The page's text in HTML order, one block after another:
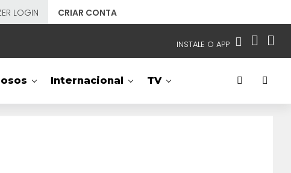
LOGIN CRIAR CONTA
INSTALE O APP
NOSSAS REDES APP TV SBT
Internacional TV